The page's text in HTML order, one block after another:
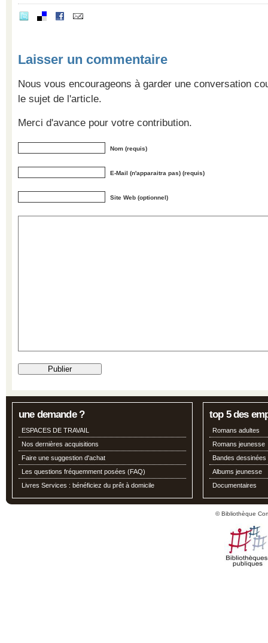
Laisser un commentaire
Nous vous encourageons à garder une conversation
le sujet de l'article.
Merci d'avance pour votre contribution.
Nom (requis)
E-Mail (n'apparaitra pas) (requis)
Site Web (optionnel)
une demande ?
ESPACES DE TRAVAIL
Nos dernières acquisitions
Faire une suggestion d'achat
Les questions fréquemment posées (FAQ)
Livres Services : bénéficiez du prêt à domicile
top 5 des
Romans adultes
Romans jeunesse
Bandes dessinées
Albums jeunesse
Documentaires
© Bibliothèque